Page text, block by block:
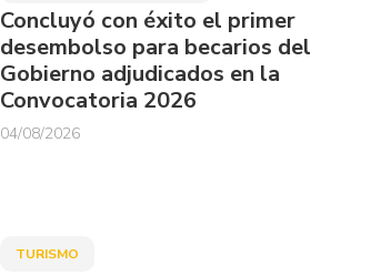
Concluyó con éxito el primer
desembolso para becarios del
Gobierno adjudicados en la
Convocatoria 2026
04/08/2026
TURISMO